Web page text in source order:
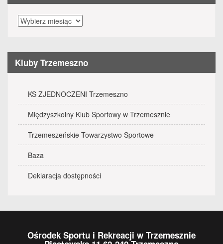
Archiwalne
wydarzenia
Kluby Trzemeszno
KS ZJEDNOCZENI Trzemeszno
Międzyszkolny Klub Sportowy w Trzemesznie
Trzemeszeńskie Towarzystwo Sportowe
Baza
Deklaracja dostępności
Ośrodek Sportu i Rekreacji w Trzemesznie